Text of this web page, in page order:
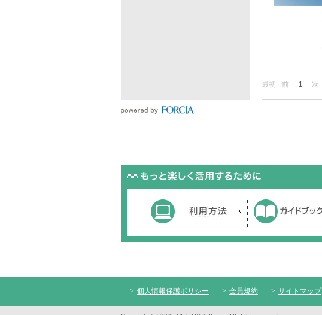
最初 前 1 次
個人情報保護ポリシー 会員規約 サイトマップ